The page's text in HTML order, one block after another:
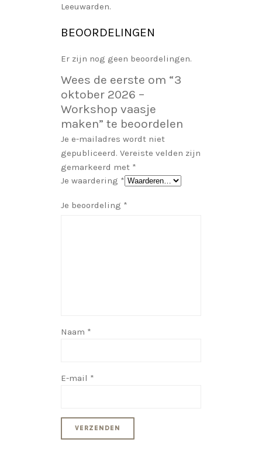
Leeuwarden.
BEOORDELINGEN
Er zijn nog geen beoordelingen.
Wees de eerste om “3
oktober 2026 –
Workshop vaasje
maken” te beoordelen
Je e-mailadres wordt niet
gepubliceerd. Vereiste velden zijn
gemarkeerd met *
Je waardering *
Je beoordeling *
Naam *
E-mail *